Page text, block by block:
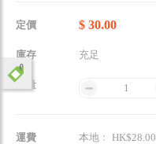
定價 $ 30.00
庫存 充足
數量 1
運費
本地﹕ HK$28.00